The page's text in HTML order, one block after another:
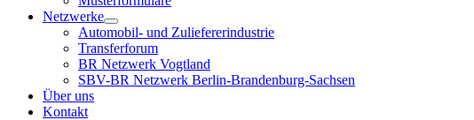
Netzwerke
Automobil- und Zuliefererindustrie
Transferforum
BR Netzwerk Vogtland
SBV-BR Netzwerk Berlin-Brandenburg-Sachsen
Über uns
Kontakt